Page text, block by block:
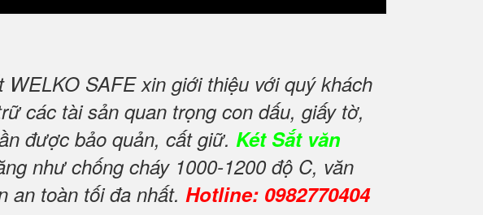
WELKO SAFE xin giới thiệu với quý khách
các tài sản quan trọng con dấu, giấy tờ,
được bảo quản, cất giữ. Két Sắt văn
như chống cháy 1000-1200 độ C, văn
an toàn tối đa nhất. Hotline: 0982770404